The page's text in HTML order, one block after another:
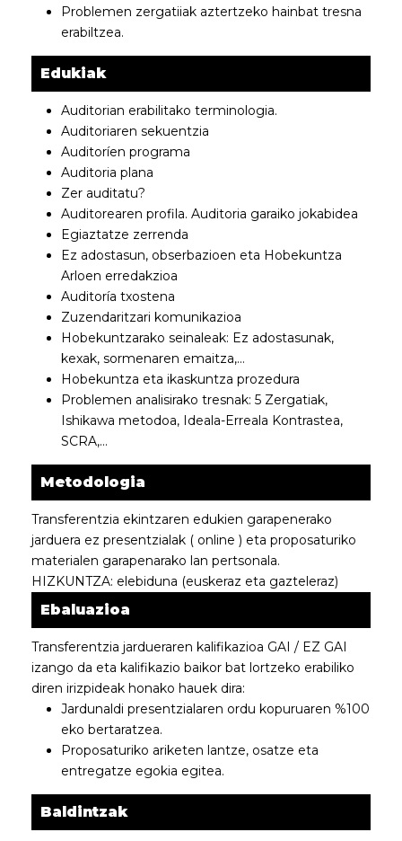
Problemen zergatiiak aztertzeko hainbat tresna
erabiltzea.
Edukiak
Auditorian erabilitako terminologia.
Auditoriaren sekuentzia
Auditoríen programa
Auditoria plana
Zer auditatu?
Auditorearen profila. Auditoria garaiko jokabidea
Egiaztatze zerrenda
Ez adostasun, obserbazioen eta Hobekuntza
Arloen erredakzioa
Auditoría txostena
Zuzendaritzari komunikazioa
Hobekuntzarako seinaleak: Ez adostasunak,
kexak, sormenaren emaitza,…
Hobekuntza eta ikaskuntza prozedura
Problemen analisirako tresnak: 5 Zergatiak,
Ishikawa metodoa, Ideala-Erreala Kontrastea,
SCRA,…
Metodologia
Transferentzia ekintzaren edukien garapenerako
jarduera ez presentzialak ( online ) eta proposaturiko
materialen garapenarako lan pertsonala.
HIZKUNTZA: elebiduna (euskeraz eta gazteleraz)
Ebaluazioa
Transferentzia jardueraren kalifikazioa GAI / EZ GAI
izango da eta kalifikazio baikor bat lortzeko erabiliko
diren irizpideak honako hauek dira:
Jardunaldi presentzialaren ordu kopuruaren %100
eko bertaratzea.
Proposaturiko ariketen lantze, osatze eta
entregatze egokia egitea.
Baldintzak